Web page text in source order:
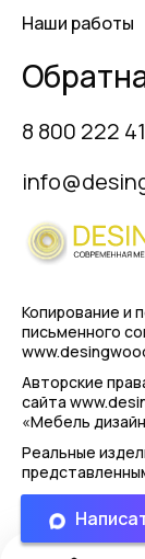
Наши работы
8 800 222
Копирование и
письменного
Авторские
сайта
«Мебель
Реальные
Политика